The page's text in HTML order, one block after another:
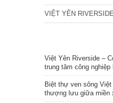
VIỆT YÊN
Việt Yên Riverside –
trung tâm công nghiệp
Biệt thự ven sông
thượng lưu giữa miền